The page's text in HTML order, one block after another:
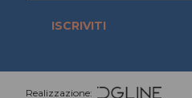
ISCRIVITI
Realizzazione: